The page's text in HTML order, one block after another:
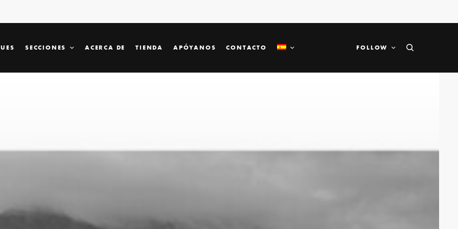
SECCIONES ACERCA DE TIENDA APÓYANOS CONTACTO FOLLOW